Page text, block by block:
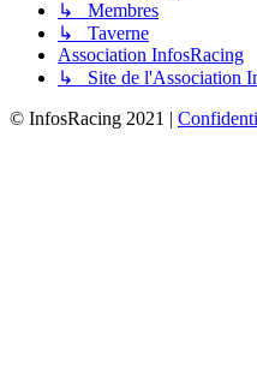
↳ Membres
↳ Taverne
Association InfosRacing
↳ Site de l'Association
© InfosRacing 2021 |